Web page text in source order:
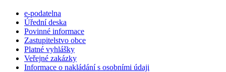
e-podatelna
Úřední deska
Povinné informace
Zastupitelstvo obce
Platné vyhlášky
Veřejné zakázky
Informace o nakládání s osobními údaji